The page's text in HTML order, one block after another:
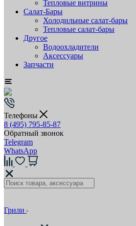
Тепловые витрины
Салат-Бары
Холодильные салат-бары
Тепловые салат-бары
Другое
Водоохладители
Аксессуары
Запчасти
Телефоны
8 (495) 795-85-87
Обратный звонок
Telegram
WhatsApp
Грили